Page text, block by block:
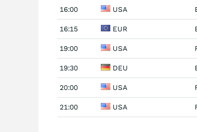
16:00 USA
16:15 EUR
19:00 USA
19:30 DEU
20:00 USA
21:00 USA